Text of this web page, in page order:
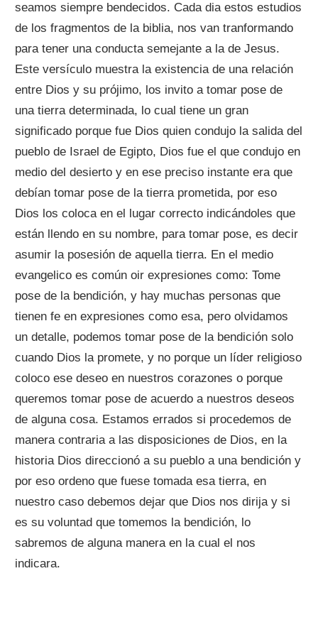
seamos siempre bendecidos. Cada dia estos estudios
de los fragmentos de la biblia, nos van tranformando
para tener una conducta semejante a la de Jesus.
Este versículo muestra la existencia de una relación
entre Dios y su prójimo, los invito a tomar pose de
una tierra determinada, lo cual tiene un gran
significado porque fue Dios quien condujo la salida del
pueblo de Israel de Egipto, Dios fue el que condujo en
medio del desierto y en ese preciso instante era que
debían tomar pose de la tierra prometida, por eso
Dios los coloca en el lugar correcto indicándoles que
están llendo en su nombre, para tomar pose, es decir
asumir la posesión de aquella tierra. En el medio
evangelico es común oir expresiones como: Tome
pose de la bendición, y hay muchas personas que
tienen fe en expresiones como esa, pero olvidamos
un detalle, podemos tomar pose de la bendición solo
cuando Dios la promete, y no porque un líder religioso
coloco ese deseo en nuestros corazones o porque
queremos tomar pose de acuerdo a nuestros deseos
de alguna cosa. Estamos errados si procedemos de
manera contraria a las disposiciones de Dios, en la
historia Dios direccionó a su pueblo a una bendición y
por eso ordeno que fuese tomada esa tierra, en
nuestro caso debemos dejar que Dios nos dirija y si
es su voluntad que tomemos la bendición, lo
sabremos de alguna manera en la cual el nos
indicara.